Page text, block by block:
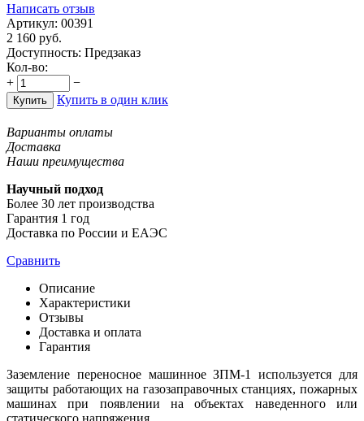
Написать отзыв
Артикул: 00391
2 160 руб.
Доступность: Предзаказ
Кол-во:
+
−
Купить Купить в один клик
Варианты оплаты
Доставка
Наши преимущества
Научный подход
Более 30 лет производства
Гарантия 1 год
Доставка по России и ЕАЭС
Сравнить
Описание
Характеристики
Отзывы
Доставка и оплата
Гарантия
Заземление переносное машинное ЗПМ-1 используется для
защиты работающих на газозаправочных станциях, пожарных
машинах при появлении на объектах наведенного или
статического напряжения.